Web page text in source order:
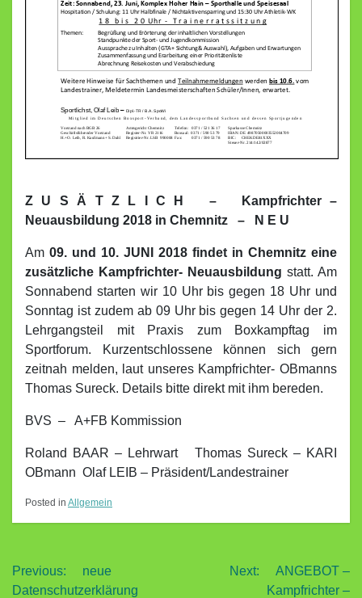
Z U S Ä T Z L I C H – Kampfrichter –
Neuausbildung 2018 in Chemnitz – N E U
Am 09. und 10. JUNI 2018 findet in Chemnitz eine
zusätzliche Kampfrichter- Neuausbildung statt. Am
Sonnabend starten wir 10 Uhr bis gegen 18 Uhr und
Sonntag ist zudem ab 09 Uhr bis gegen 14 Uhr der 2.
Lehrgangsteil mit Praxis zum Boxkampftag im
Sportforum. Kurzentschlossene können sich gern
zeitnah melden, laut unseres Kampfrichter- OBmanns
Thomas Sureck. Details bitte direkt mit ihm bereden.
BVS – A+FB Kommission
Roland BAAR – Lehrwart Thomas Sureck – KARI
OBmann Olaf LEIB – Präsident/Landestrainer
Posted in Allgemein
Beitragsnavigation
Previous:
neue
Datenschutzerklärung
Next:
ANGEBOT –
Kampfrichter –